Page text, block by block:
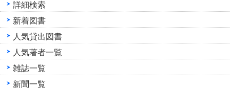
詳細検索
新着図書
人気貸出図書
人気著者一覧
雑誌一覧
新聞一覧